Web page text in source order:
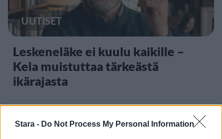
Stara - Do Not Process My Personal Information
UUTISET
Leskeneläke ei kuulu kaikille –
Kela muistuttaa tärkeästä
ikärajasta